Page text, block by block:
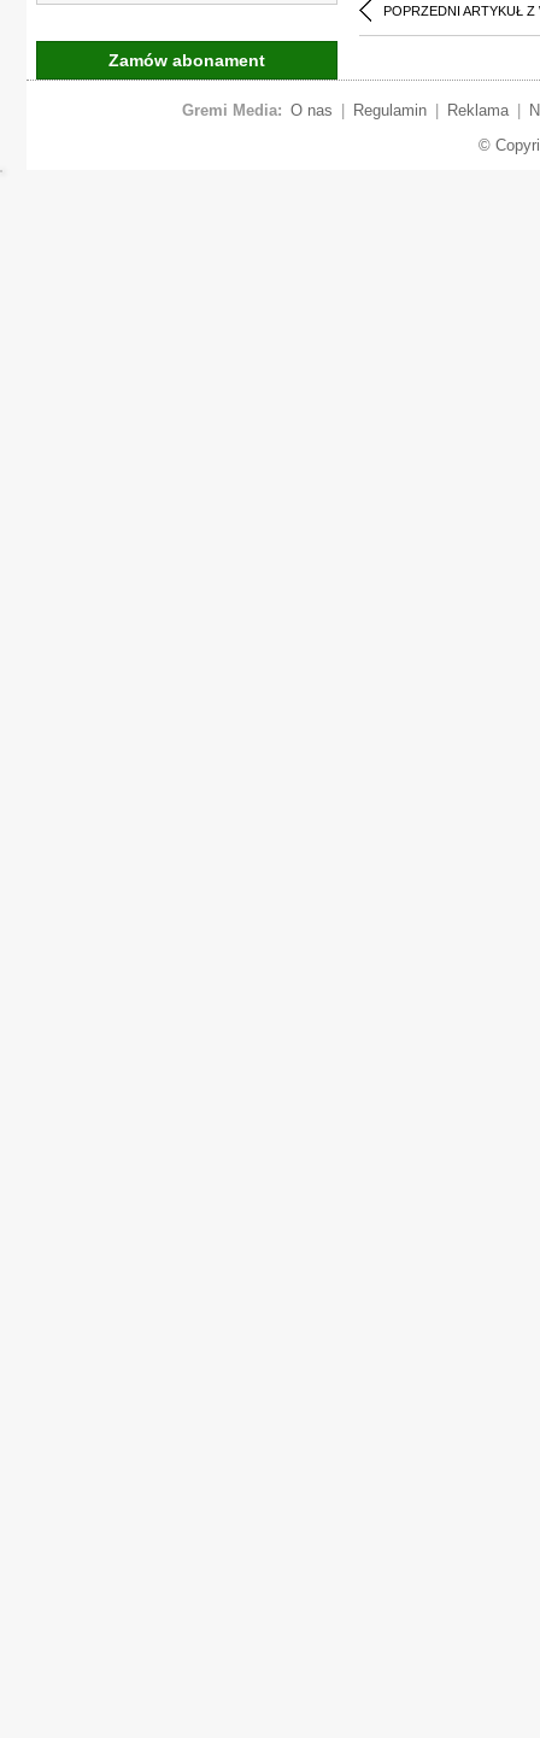
POPRZEDNI ARTYKUŁ Z
Zamów abonament
Gremi Media: O nas Regulamin Reklama
©